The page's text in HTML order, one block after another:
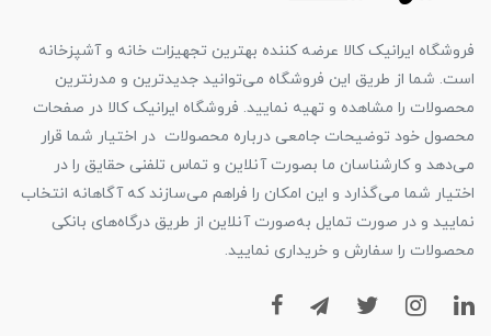
فروشگاه ایرانیک کالا عرضه کننده بهترین تجهیزات خانه و آشپزخانه
است. شما از طریق این فروشگاه می‌توانید جدیدترین و مدرنترین
محصولات را مشاهده و تهیه نمایید. فروشگاه ایرانیک کالا در صفحات
محصول خود توضیحات جامعی درباره محصولات در اختیار شما قرار
می‌دهد و کارشناسان ما بصورت آنلاین و تماس تلفنی حقایق را در
اختیار شما می‌گذارد و این امکان را فراهم می‌سازند که آگاهانه انتخاب
نمایید و در صورت تمایل به‌صورت آنلاین از طریق درگاه‌های بانکی
محصولات را سفارش و خریداری نمایید.